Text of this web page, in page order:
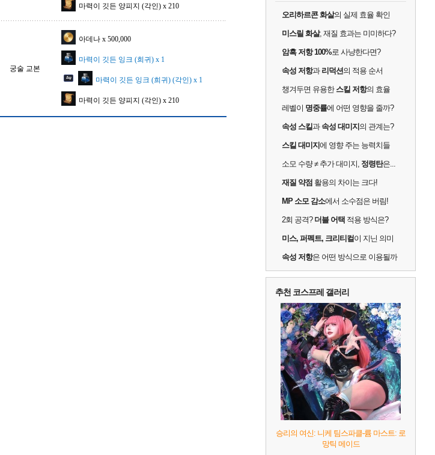
마력이 깃든 양피지 (각인) x 210
궁술 교본
아데나 x 500,000
마력이 깃든 잉크 (희귀) x 1
마력이 깃든 잉크 (희귀) (각인) x 1
마력이 깃든 양피지 (각인) x 210
오리하르콘 화살의 실제 효율 확인
미스릴 화살, 재질 효과는 미미하다?
암흑 저항 100%로 사냥한다면?
속성 저항과 리덕션의 적용 순서
챙겨두면 유용한 스킬 저항의 효율
레벨이 명중률에 어떤 영향을 줄까?
속성 스킬과 속성 대미지 의 관계는?
스킬 대미지 에 영향 주는 능력치들
소모 수량 ≠ 추가 대미지, 정령탄은...
재질 약점 활용의 차이는 크다!
MP 소모 감소에서 소수점은 버림!
2회 공격? 더블 어택 적용 방식은?
미스, 퍼펙트, 크리티컬이 지닌 의미
속성 저항은 어떤 방식으로 이용될까
추천 코스프레 갤러리
승리의 여신: 니케 팀스파클-륨 마스트: 로
망틱 메이드